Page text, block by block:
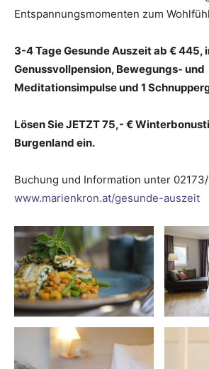
Entspannungsmomenten zum
3-4 Tage Gesunde Auszeit ab € 445,
Genussvollpension, Bewegungs- und
Meditationsimpulse und 1
Lösen Sie JETZT 75,- €
Burgenland ein.
Buchung und Information unter
www.marienkron.at/gesunde-auszeit